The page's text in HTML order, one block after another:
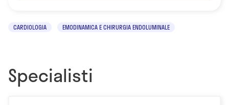
CARDIOLOGIA EMODINAMICA E CHIRURGIA ENDOLUMINALE
Specialisti